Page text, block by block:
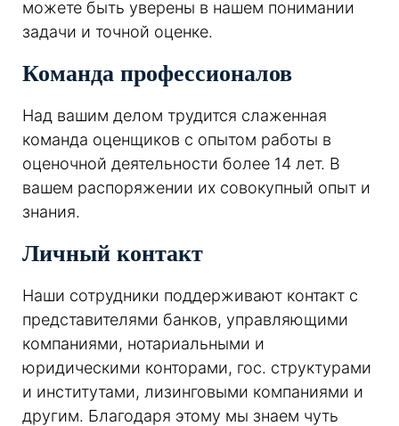
можете быть уверены в нашем понимании
задачи и точной оценке.
Команда профессионалов
Над вашим делом трудится слаженная
команда оценщиков с опытом работы в
оценочной деятельности более 14 лет. В
вашем распоряжении их совокупный опыт и
знания.
Личный контакт
Наши сотрудники поддерживают контакт с
представителями банков, управляющими
компаниями, нотариальными и
юридическими конторами, гос. структурами
и институтами, лизинговыми компаниями и
другим. Благодаря этому мы знаем чуть